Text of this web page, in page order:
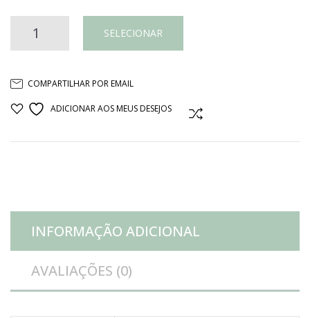
Sobretoalha
bege
SELECIONAR
COMPARTILHAR POR EMAIL
ADICIONAR AOS MEUS DESEJOS
INFORMAÇÃO ADICIONAL
AVALIAÇÕES (0)